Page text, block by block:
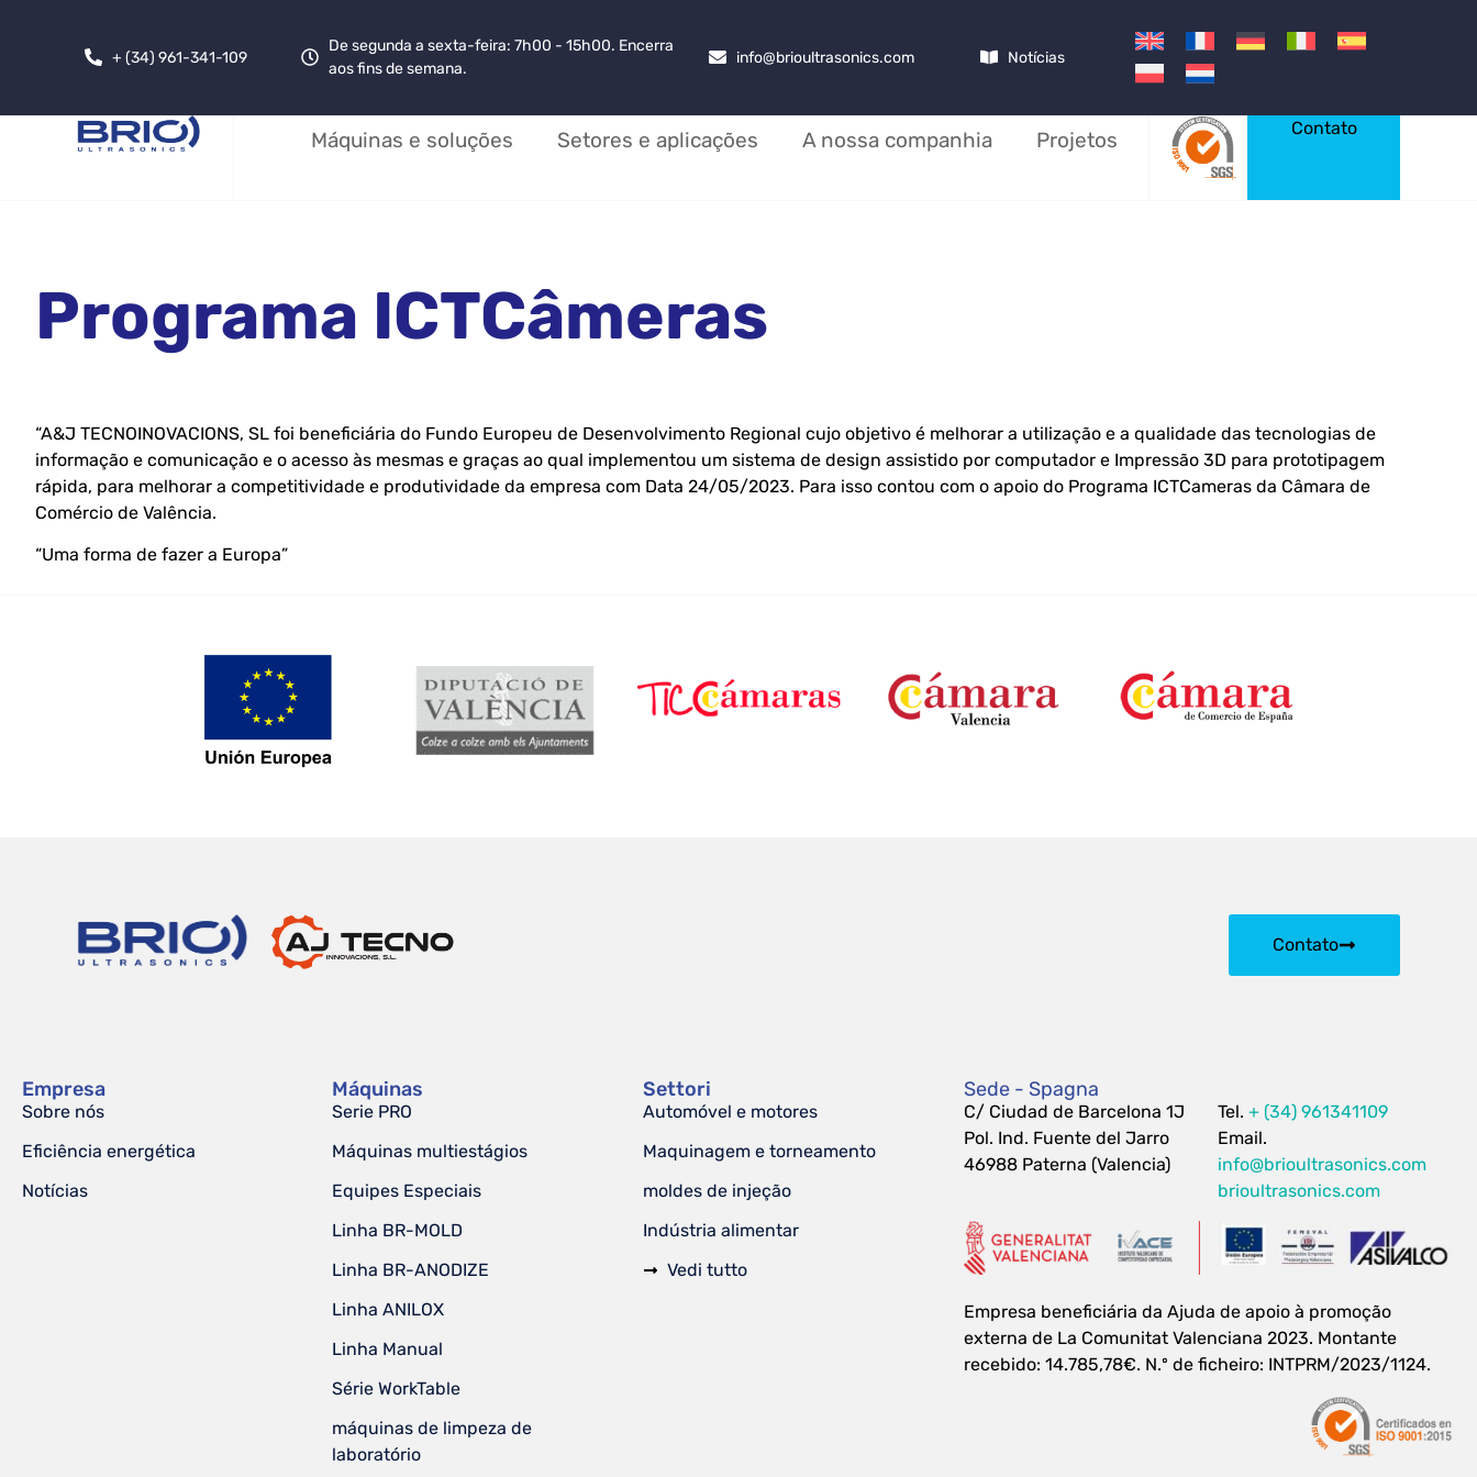
+ (34) 961-341-109
De segunda a sexta-feira: 7h00 - 15h00. Encerra
aos fins de semana.
info@brioultrasonics.com Notícias
Máquinas e soluções Setores e aplicações A nossa companhia Projetos Contato
Programa ICTCâmeras
“A&J TECNOINOVACIONS, SL foi beneficiária do Fundo Europeu de Desenvolvimento Regional cujo objetivo é melhorar a utilização e a qualidade das tecnologias de
informação e comunicação e o acesso às mesmas e graças ao qual implementou um sistema de design assistido por computador e Impressão 3D para prototipagem
rápida, para melhorar a competitividade e produtividade da empresa com Data 24/05/2023. Para isso contou com o apoio do Programa ICTCameras da Câmara de
Comércio de Valência.
“Uma forma de fazer a Europa”
Contato
Empresa
Sobre nós
Eficiência energética
Notícias
Máquinas
Serie PRO
Máquinas multiestágios
Equipes Especiais
Linha BR-MOLD
Linha BR-ANODIZE
Linha ANILOX
Linha Manual
Série WorkTable
máquinas de limpeza de
laboratório
Settori
Automóvel e motores
Maquinagem e torneamento
moldes de injeção
Indústria alimentar
Vedi tutto
Sede - Spagna
C/ Ciudad de Barcelona 1J
Pol. Ind. Fuente del Jarro
46988 Paterna (Valencia)
Tel.+ (34) 961341109
Email.
info@brioultrasonics.com
brioultrasonics.com
Empresa beneficiária da Ajuda de apoio à promoção
externa de La Comunitat Valenciana 2023. Montante
recebido: 14.785,78€. N.º de ficheiro: INTPRM/2023/1124.